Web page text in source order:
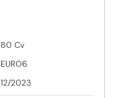
80 Cv
EURO6.
12/2023